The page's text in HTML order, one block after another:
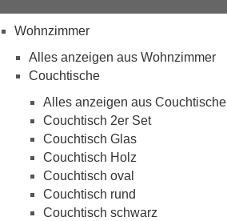
Wohnzimmer
Alles anzeigen aus Wohnzimmer
Couchtische
Alles anzeigen aus Couchtische
Couchtisch 2er Set
Couchtisch Glas
Couchtisch Holz
Couchtisch oval
Couchtisch rund
Couchtisch schwarz